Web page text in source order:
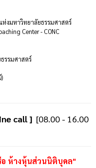
งมหาวิทยาลัยธรรมศาสตร์
Center - CONC
รรมศาสตร์
call ] [08.00 - 16.00
ห้างหุ้นส่วนนิติบุคล"